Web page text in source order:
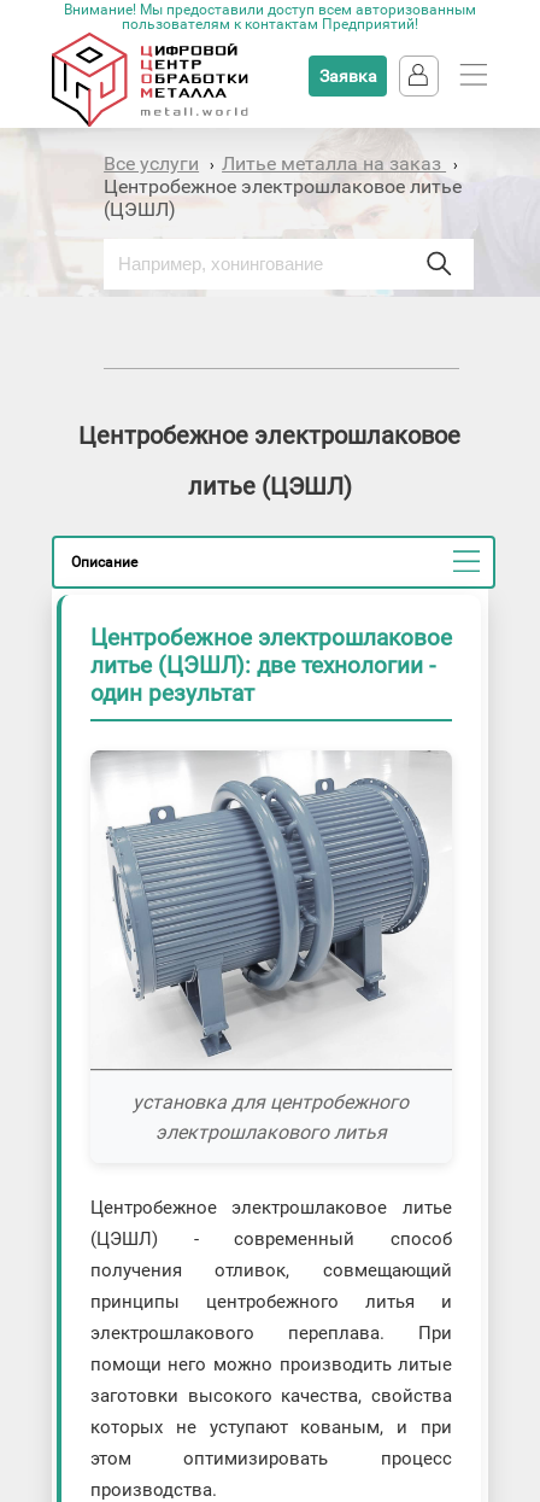
Внимание! Мы предоставили доступ всем авторизованным
пользователям к контактам Предприятий!
Заявка
Все услуги ›Литье металла на заказ ›
Центробежное электрошлаковое литье
(ЦЭШЛ)
Центробежное электрошлаковое
литье (ЦЭШЛ)
Описание
Центробежное электрошлаковое
литье (ЦЭШЛ): две технологии -
один результат
установка для центробежного
электрошлакового литья
Центробежное электрошлаковое литье
(ЦЭШЛ) - современный способ
получения отливок, совмещающий
принципы центробежного литья и
электрошлакового переплава. При
помощи него можно производить литые
заготовки высокого качества, свойства
которых не уступают кованым, и при
этом оптимизировать процесс
производства.